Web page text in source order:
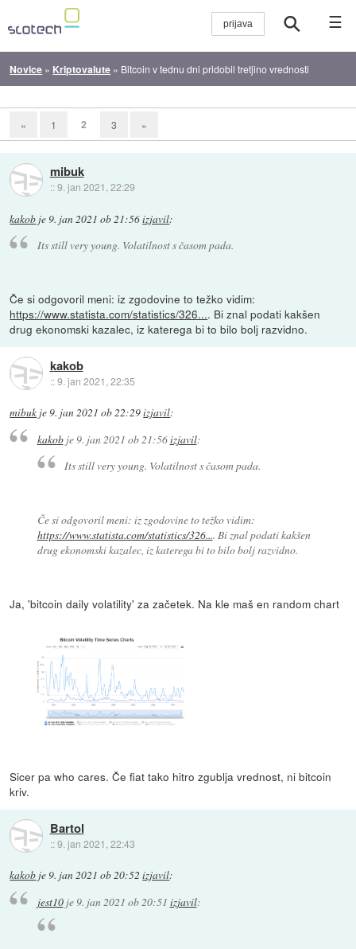
☰
Novice » Kriptovalute » Bitcoin v tednu dni pridobil tretjino vrednosti
« 1 2 3 »
mibuk
::9. jan 2021, 22:29
kakob je9. jan 2021 ob 21:56izjavil:
Its still very young. Volatilnost s časom pada.
Če si odgovoril meni: iz zgodovine to težko vidim:
https://www.statista.com/statistics/326.... Bi znal podati kakšen
drug ekonomski kazalec, iz katerega bi to bilo bolj razvidno.
kakob
::9. jan 2021, 22:35
mibuk je9. jan 2021 ob 22:29izjavil:
kakobje9. jan 2021 ob 21:56izjavil:
Its still very young. Volatilnost s časom pada.
Če si odgovoril meni: iz zgodovine to težko vidim:
https://www.statista.com/statistics/326.... Bi znal podati kakšen
drug ekonomski kazalec, iz katerega bi to bilo bolj razvidno.
Ja, 'bitcoin daily volatility' za začetek. Na kle maš en random chart
Sicer pa who cares. Če fiat tako hitro zgublja vrednost, ni bitcoin
kriv.
Bartol
::9. jan 2021, 22:43
kakob je9. jan 2021 ob 20:52 izjavil:
jest10je9. jan 2021 ob 20:51 izjavil: